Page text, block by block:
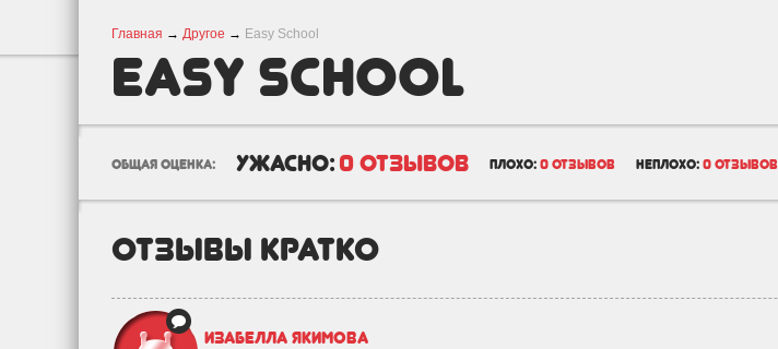
Главная → Другое → Easy School
Easy School
общая оценка: ужасно: 0 отзывов плохо: 0 отзывов неплохо: 0 отзывов
отзывы кратко
Изабелла Якимова